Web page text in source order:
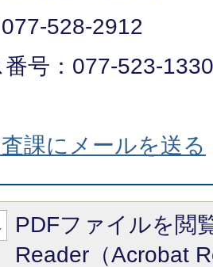
528-2912
号：077-523-1330
課にメールを送る
PDFファイルを閲
Reader（Acrobat